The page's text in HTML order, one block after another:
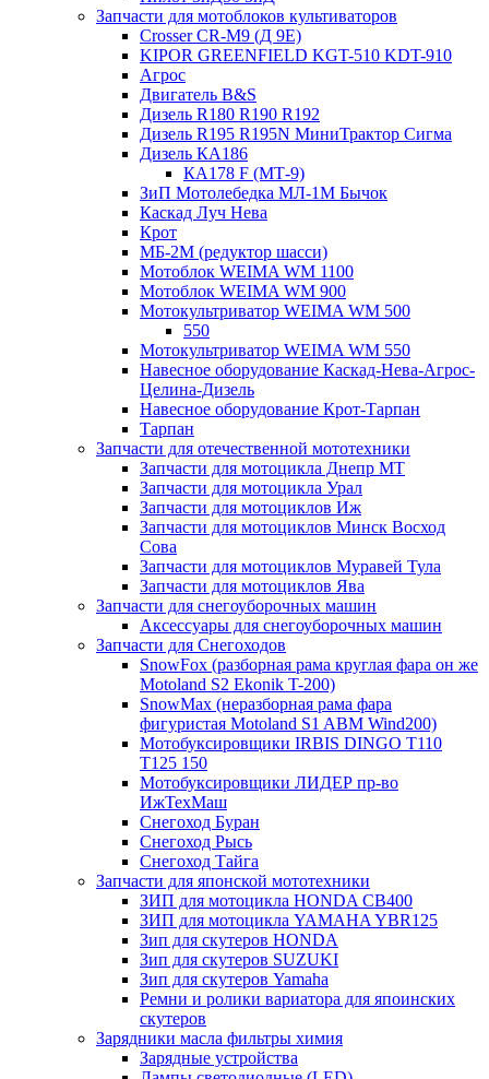
Запчасти для мотоблоков культиваторов
Crosser CR-M9 (Д 9Е)
KIPOR GREENFIELD KGT-510 KDT-910
Агрос
Двигатель B&S
Дизель R180 R190 R192
Дизель R195 R195N МиниТрактор Сигма
Дизель КА186
КА178 F (МТ-9)
ЗиП Мотолебедка МЛ-1М Бычок
Каскад Луч Нева
Крот
МБ-2М (редуктор шасси)
Мотоблок WEIMA WM 1100
Мотоблок WEIMA WM 900
Мотокультриватор WEIMA WM 500
550
Мотокультриватор WEIMA WM 550
Навесное оборудование Каскад-Нева-Агрос-
Целина-Дизель
Навесное оборудование Крот-Тарпан
Тарпан
Запчасти для отечественной мототехники
Запчасти для мотоцикла Днепр МТ
Запчасти для мотоцикла Урал
Запчасти для мотоциклов Иж
Запчасти для мотоциклов Минск Восход
Сова
Запчасти для мотоциклов Муравей Тула
Запчасти для мотоциклов Ява
Запчасти для снегоуборочных машин
Аксессуары для снегоуборочных машин
Запчасти для Снегоходов
SnowFox (разборная рама круглая фара он же
Motoland S2 Ekonik T-200)
SnowMax (неразборная рама фара
фигуристая Motoland S1 ABM Wind200)
Мотобуксировщики IRBIS DINGO Т110
Т125 150
Мотобуксировщики ЛИДЕР пр-во
ИжТехМаш
Снегоход Буран
Снегоход Рысь
Снегоход Тайга
Запчасти для японской мототехники
ЗИП для мотоцикла HONDA CB400
ЗИП для мотоцикла YAMAHA YBR125
Зип для скутеров HONDA
Зип для скутеров SUZUKI
Зип для скутеров Yamaha
Ремни и ролики вариатора для япоинских
скутеров
Зарядники масла фильтры химия
Зарядные устройства